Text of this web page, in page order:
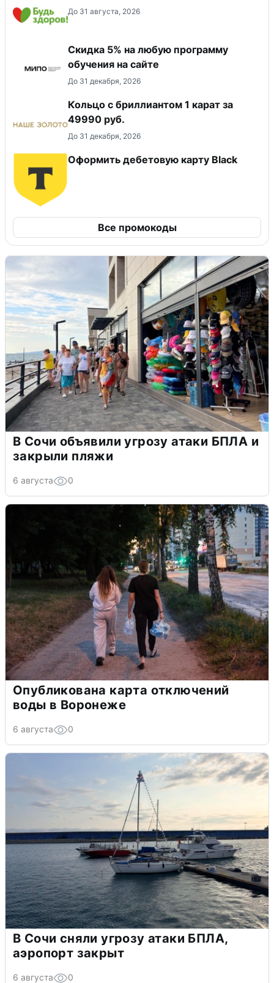
До 31 августа, 2026
Скидка 5% на любую программу
обучения на сайте
До 31 декабря, 2026
Кольцо с бриллиантом 1 карат за
49990 руб.
До 31 декабря, 2026
Оформить дебетовую карту Black
Все промокоды
В Сочи объявили угрозу атаки БПЛА и
закрыли пляжи
6 августа 0
Опубликована карта отключений
воды в Воронеже
6 августа 0
В Сочи сняли угрозу атаки БПЛА,
аэропорт закрыт
6 августа 0